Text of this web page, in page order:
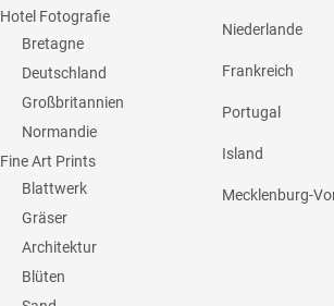
Hotel Fotografie
Bretagne
Deutschland
Großbritannien
Normandie
Fine Art Prints
Blattwerk
Gräser
Architektur
Blüten
Niederlande
Frankreich
Portugal
Island
Mecklenburg-